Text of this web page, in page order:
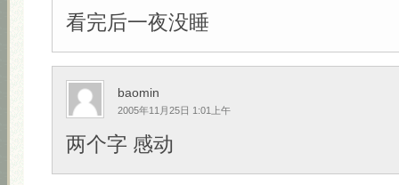
看完后一夜没睡
baomin
2005年11月25日 1:01上午
两个字 感动